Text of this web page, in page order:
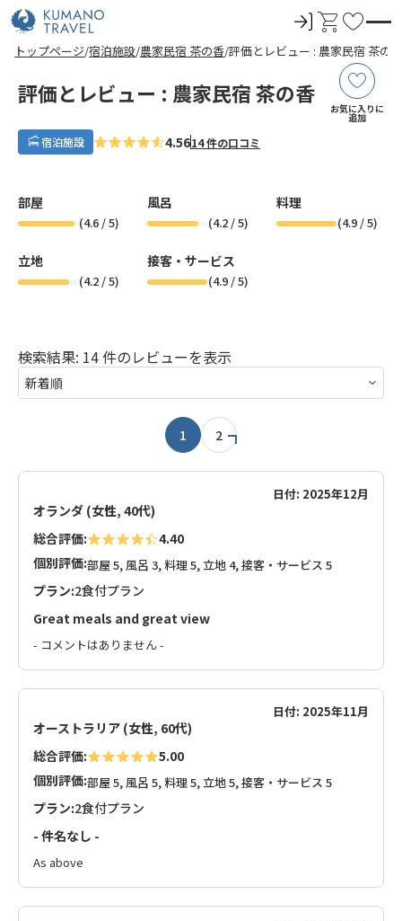
ロ
イ
ン
カ
ー
ト
お
気
に
入
り
トップページ 宿泊施設 農家民宿 茶の香 評価とレビュー : 農家民宿 茶の香
評価とレビュー : 農家民宿 茶の香
お気に入りに
追加
宿泊施設 4.5614 件の口コミ
部屋
(4.6 / 5)
風呂
(4.2 / 5)
料理
(4.9 / 5)
立地
(4.2 / 5)
接客・サービス
(4.9 / 5)
検索結果: 14 件のレビューを表示
1 2
日付: 2025年12月
オランダ (女性, 40代)
総合評価:
4.40
個別評価:部屋 5, 風呂 3, 料理 5, 立地 4, 接客・サービス 5
プラン:2食付プラン
Great meals and great view
- コメントはありません -
日付: 2025年11月
オーストラリア (女性, 60代)
総合評価:
5.00
個別評価:部屋 5, 風呂 5, 料理 5, 立地 5, 接客・サービス 5
プラン:2食付プラン
- 件名なし -
As above